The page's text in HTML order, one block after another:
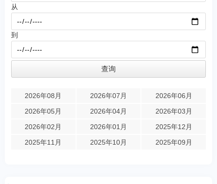
从
到
2026年08月 2026年07月
2026年06月
2026年05月
2026年04月
2026年03月
2026年02月
2026年01月
2025年12月
2025年11月
2025年10月 2025年09月